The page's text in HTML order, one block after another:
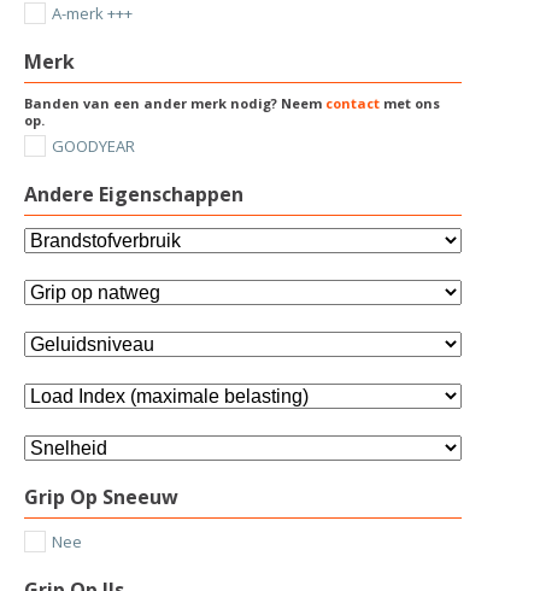
A-merk +++
Merk
Banden van een ander merk nodig? Neem contact met ons
op.
GOODYEAR
Andere Eigenschappen
Grip Op Sneeuw
Nee